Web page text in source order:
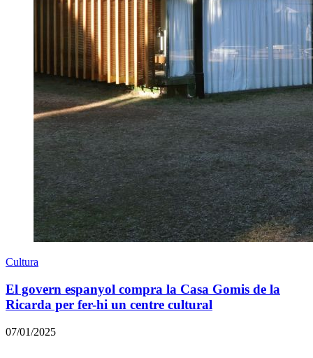
Cultura
El govern espanyol compra la Casa Gomis de la
Ricarda per fer-hi un centre cultural
07/01/2025